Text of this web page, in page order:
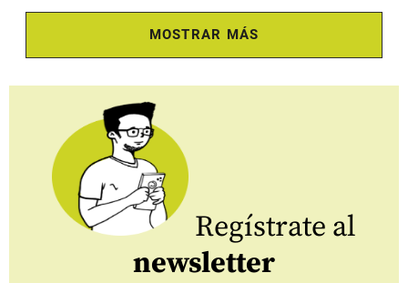
MOSTRAR MÁS
Regístrate al
newsletter